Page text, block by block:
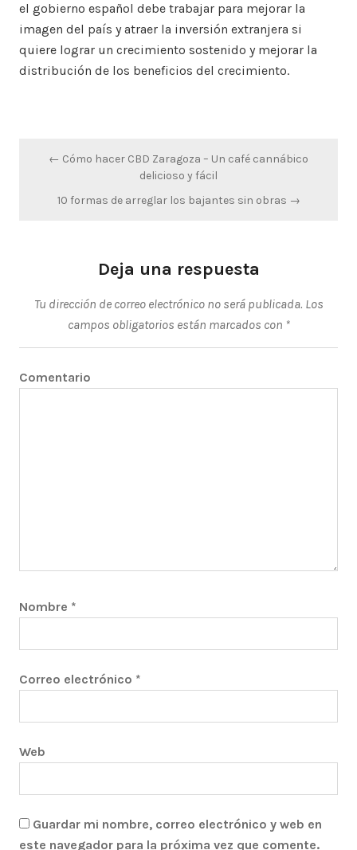
el gobierno español debe trabajar para mejorar la
imagen del país y atraer la inversión extranjera si
quiere lograr un crecimiento sostenido y mejorar la
distribución de los beneficios del crecimiento.
Navegación
entradas
← Cómo hacer CBD Zaragoza – Un café cannábico
delicioso y fácil
10 formas de arreglar los bajantes sin obras →
Deja una respuesta
Tu dirección de correo electrónico no será publicada. Los
campos obligatorios están marcados con *
Comentario
Nombre *
Correo electrónico *
Web
Guardar mi nombre, correo electrónico y web en
este navegador para la próxima vez que comente.